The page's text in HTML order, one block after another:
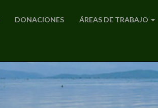
DONACIONES ÁREAS DE TRABAJO